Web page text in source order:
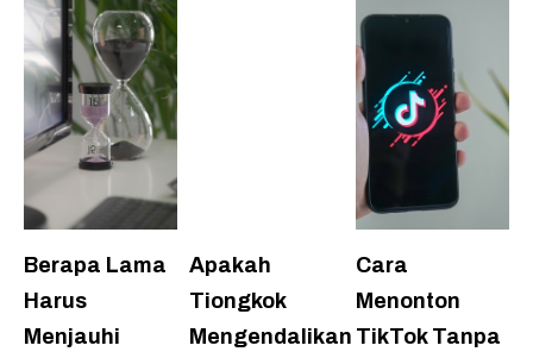
Berapa Lama
Harus
Menjauhi
Apakah
Tiongkok
Mengendalikan
Cara
Menonton
TikTok Tanpa